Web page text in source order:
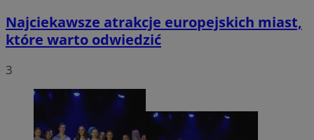
Najciekawsze atrakcje europejskich miast,
które warto odwiedzić
3